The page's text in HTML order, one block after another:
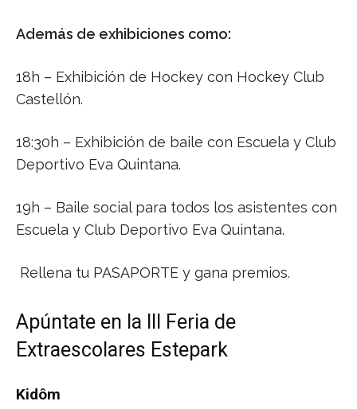
Además de exhibiciones como:
18h – Exhibición de Hockey con Hockey Club
Castellón.
18:30h – Exhibición de baile con Escuela y Club
Deportivo Eva Quintana.
19h – Baile social para todos los asistentes con
Escuela y Club Deportivo Eva Quintana.
Rellena tu PASAPORTE y gana premios.
Apúntate en la III Feria de
Extraescolares Estepark
Kidôm